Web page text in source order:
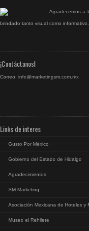
Agradecemos a
brindado tanto visual como informativo.
¡Contáctanos!
Correo: info@marketingsm.com.mx
Links de interes
Gusto Por México
Gobierno del Estado de Hidalgo
Agradecimientos
SM Marketing
Asociación Mexicana de Hoteles y
Museo el Rehilete